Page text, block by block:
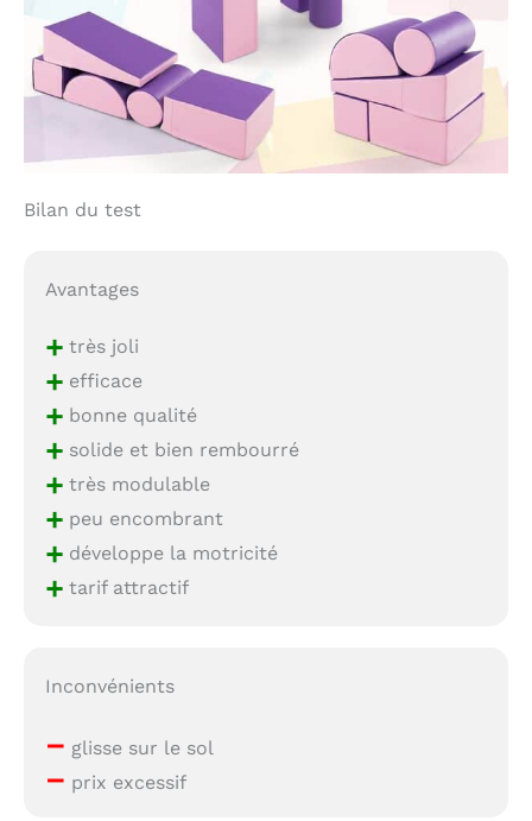
Bilan du test
Avantages
+très joli
+efficace
+bonne qualité
+solide et bien rembourré
+très modulable
+peu encombrant
+développe la motricité
+tarif attractif
Inconvénients
– glisse sur le sol
– prix excessif